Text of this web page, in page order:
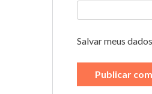
Salvar meus